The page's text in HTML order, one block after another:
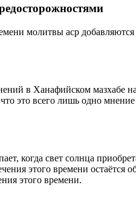
молитвы аср
в Ханафийском мазхабе
это всего лишь одно
когда свет солнца
этого времени остаётся
этого времени.